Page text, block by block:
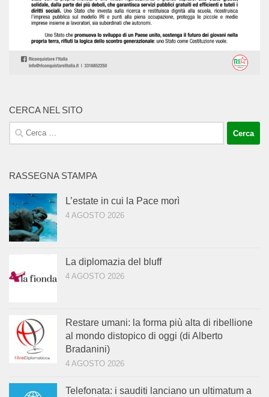
CERCA NEL SITO
Ricerca
per:
RASSEGNA STAMPA
L’estate in cui la Pace morì
4 AGOSTO 2026
La diplomazia del bluff
4 AGOSTO 2026
Restare umani: la forma più alta di ribellione
al mondo distopico di oggi (di Alberto
Bradanini)
4 AGOSTO 2026
Telefonata: i sauditi lanciano un ultimatum a